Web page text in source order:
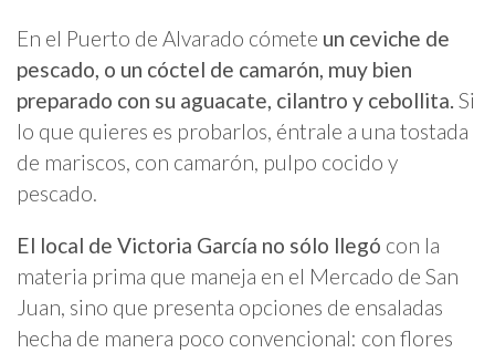
En el Puerto de Alvarado cómete un ceviche de
pescado, o un cóctel de camarón, muy bien
preparado con su aguacate, cilantro y cebollita. Si
lo que quieres es probarlos, éntrale a una tostada
de mariscos, con camarón, pulpo cocido y
pescado.
El local de Victoria García no sólo llegó con la
materia prima que maneja en el Mercado de San
Juan, sino que presenta opciones de ensaladas
hecha de manera poco convencional: con flores